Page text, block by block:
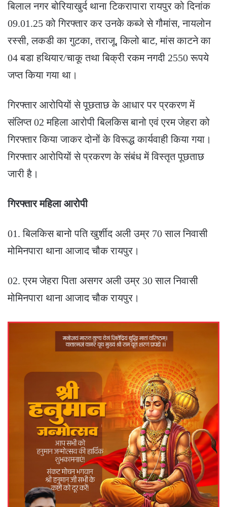
बिलाल नगर बोरियाखुर्द थाना टिकरापारा रायपुर को दिनांक
09.01.25 को गिरफ्तार कर उनके कब्जे से गौमांस, नायलोन
रस्सी, लकडी का गुटका, तराजू, किलो बाट, मांस काटने का
04 बडा हथियार/चाकू तथा बिक्री रकम नगदी 2550 रूपये
जप्त किया गया था।
गिरफ्तार आरोपियों से पूछताछ के आधार पर प्रकरण में
संलिप्त 02 महिला आरोपी बिलकिस बानो एवं एरम जेहरा को
गिरफ्तार किया जाकर दोनों के विरूद्ध कार्यवाही किया गया।
गिरफ्तार आरोपियों से प्रकरण के संबंध में विस्तृत पूछताछ
जारी है।
गिरफ्तार महिला आरोपी
01. बिलकिस बानो पति खुर्शीद अली उम्र 70 साल निवासी
मोमिनपारा थाना आजाद चौक रायपुर।
02. एरम जेहरा पिता असगर अली उम्र 30 साल निवासी
मोमिनपारा थाना आजाद चौक रायपुर।